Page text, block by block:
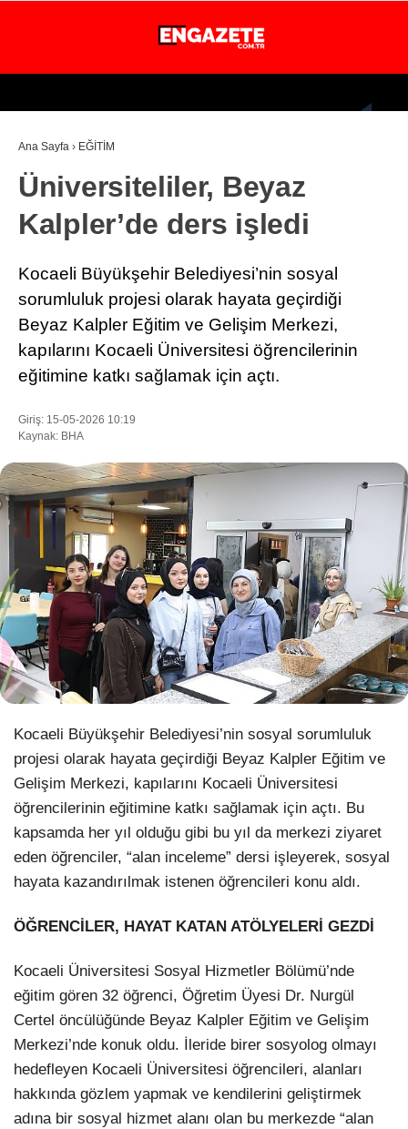
WhatsApp İhbar Hattı
Facebook
Instagram
Youtube
Pinterest
Dribbble
LinkedIn
26.6
İSTANBUL
GÜNDEM
EKONOMİ
DÜNYA
SPOR
SAĞLIK
TEKNOLOJİ
Ana Sayfa › EĞİTİM
Üniversiteliler, Beyaz
Kalpler’de ders işledi
Kocaeli Büyükşehir Belediyesi’nin sosyal
sorumluluk projesi olarak hayata geçirdiği
Beyaz Kalpler Eğitim ve Gelişim Merkezi,
kapılarını Kocaeli Üniversitesi öğrencilerinin
eğitimine katkı sağlamak için açtı.
Giriş: 15-05-2026 10:19
Kaynak: BHA
Kocaeli Büyükşehir Belediyesi’nin sosyal sorumluluk
projesi olarak hayata geçirdiği Beyaz Kalpler Eğitim ve
Gelişim Merkezi, kapılarını Kocaeli Üniversitesi
öğrencilerinin eğitimine katkı sağlamak için açtı. Bu
kapsamda her yıl olduğu gibi bu yıl da merkezi ziyaret
eden öğrenciler, “alan inceleme” dersi işleyerek, sosyal
hayata kazandırılmak istenen öğrencileri konu aldı.
ÖĞRENCİLER, HAYAT KATAN ATÖLYELERİ GEZDİ
Kocaeli Üniversitesi Sosyal Hizmetler Bölümü’nde
eğitim gören 32 öğrenci, Öğretim Üyesi Dr. Nurgül
Certel öncülüğünde Beyaz Kalpler Eğitim ve Gelişim
Merkezi’nde konuk oldu. İleride birer sosyolog olmayı
hedefleyen Kocaeli Üniversitesi öğrencileri, alanları
hakkında gözlem yapmak ve kendilerini geliştirmek
adına bir sosyal hizmet alanı olan bu merkezde “alan